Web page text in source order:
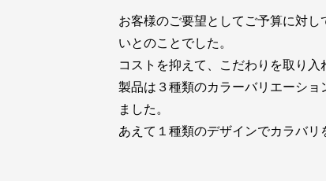
お客様のご要望としてご予算に対
いとのことでした。
コストを抑えて、こだわりを取り
製品は３種類のカラーバリエーシ
ました。
あえて１種類のデザインでカラバリ